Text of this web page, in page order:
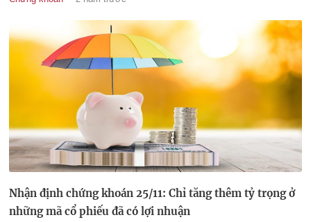
Nhận định chứng khoán 25/11: Chỉ tăng thêm tỷ trọng ở
những mã cổ phiếu đã có lợi nhuận